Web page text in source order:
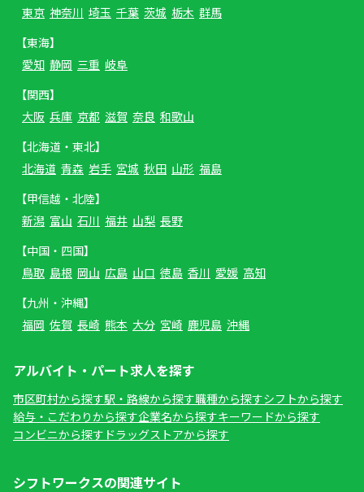
東京 神奈川 埼玉 千葉 茨城 栃木 群馬
【東海】
愛知 静岡 三重 岐阜
【関西】
大阪 兵庫 京都 滋賀 奈良 和歌山
【北海道・東北】
北海道 青森 岩手 宮城 秋田 山形 福島
【甲信越・北陸】
新潟 富山 石川 福井 山梨 長野
【中国・四国】
鳥取 島根 岡山 広島 山口 徳島 香川 愛媛 高知
【九州・沖縄】
福岡 佐賀 長崎 熊本 大分 宮崎 鹿児島 沖縄
アルバイト・パート求人を探す
市区町村から探す駅・路線から探す職種から探すシフトから探す
給与・こだわりから探す企業名から探すキーワードから探す
コンビニから探す ドラッグストアから探す
シフトワークスの関連サイト